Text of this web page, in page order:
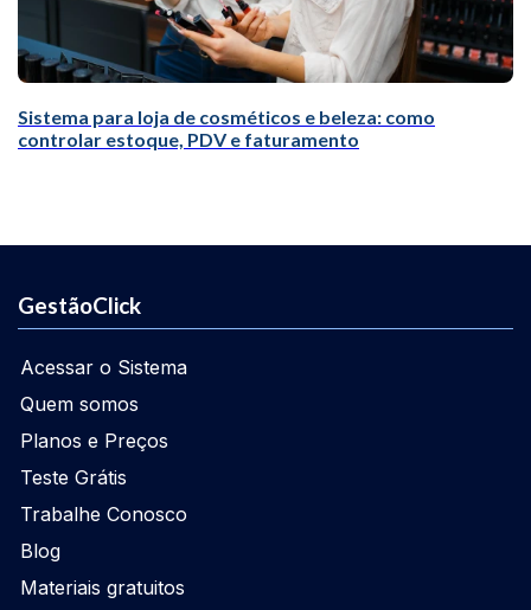
Sistema para loja de cosméticos e beleza: como
controlar estoque, PDV e faturamento
GestãoClick
Acessar o Sistema
Quem somos
Planos e Preços
Teste Grátis
Trabalhe Conosco
Blog
Materiais gratuitos